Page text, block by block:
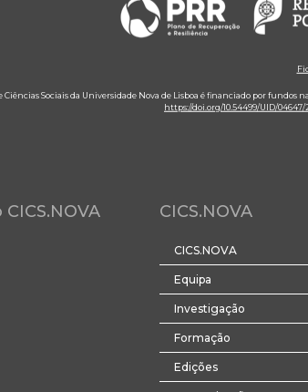
Sociais da Universidade Nova de Lisboa é financiado por fundos
https://doi.org/10.54499/UID/04647/
CICS.NOVA
CICS.NOVA
Equipa
Investigação
Formação
Edições